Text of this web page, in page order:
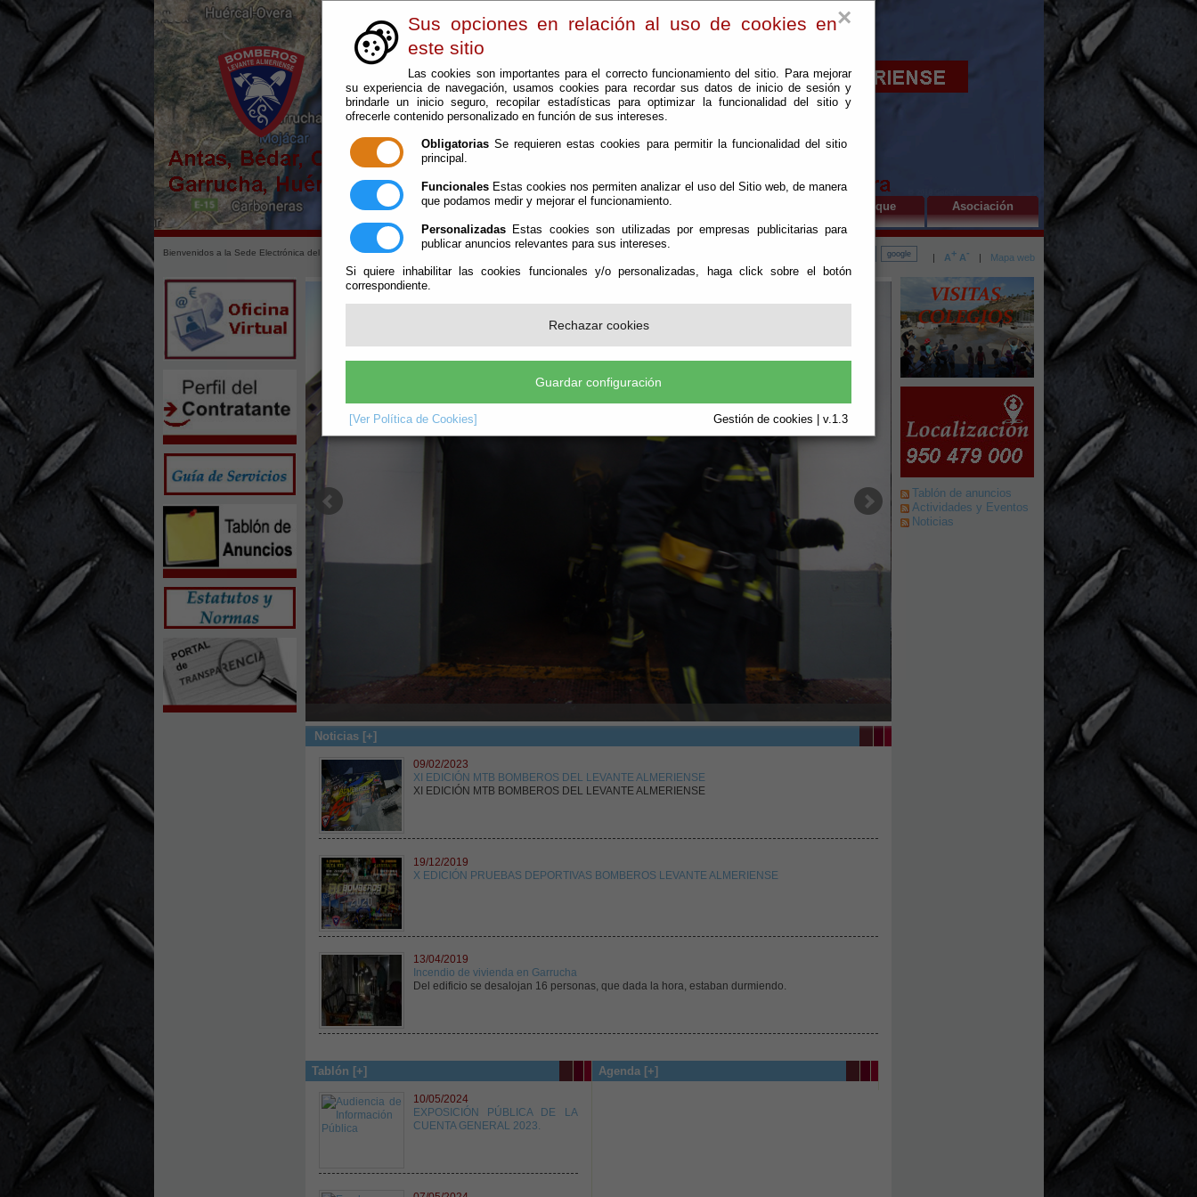
×
Sus opciones en relación al uso de cookies en
este sitio
Las cookies son importantes para el correcto funcionamiento del sitio. Para mejorar
su experiencia de navegación, usamos cookies para recordar sus datos de inicio de sesión y
brindarle un inicio seguro, recopilar estadísticas para optimizar la funcionalidad del sitio y
ofrecerle contenido personalizado en función de sus intereses.
Obligatorias Se requieren estas cookies para permitir la funcionalidad del sitio
principal.
Funcionales Estas cookies nos permiten analizar el uso del Sitio web, de manera
que podamos medir y mejorar el funcionamiento.
Personalizadas Estas cookies son utilizadas por empresas publicitarias para
publicar anuncios relevantes para sus intereses.
Si quiere inhabilitar las cookies funcionales y/o personalizadas, haga click sobre el botón
correspondiente.
Rechazar cookies
Guardar configuración
[Ver Política de Cookies] Gestión de cookies | v.1.3
El Parque Asociación
Bienvenidos a la Sede Electrónica del Consorcio de Extinción de Incendios y Salvamento del Levante Almeriense | A+ A- | Mapa web
Noticias [+]
09/02/2023
XI EDICIÓN MTB BOMBEROS DEL LEVANTE ALMERIENSE
XI EDICIÓN MTB BOMBEROS DEL LEVANTE ALMERIENSE
19/12/2019
X EDICIÓN PRUEBAS DEPORTIVAS BOMBEROS LEVANTE ALMERIENSE
13/04/2019
Incendio de vivienda en Garrucha
Del edificio se desalojan 16 personas, que dada la hora, estaban durmiendo.
Tablón [+]
10/05/2024
EXPOSICIÓN PÚBLICA DE LA
CUENTA GENERAL 2023.
Agenda [+]
Tablón de anuncios
Actividades y Eventos
Noticias